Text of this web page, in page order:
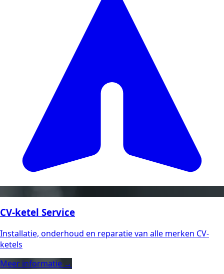
CV-ketel Service
Installatie, onderhoud en reparatie van alle merken CV-
ketels
Meer informatie →